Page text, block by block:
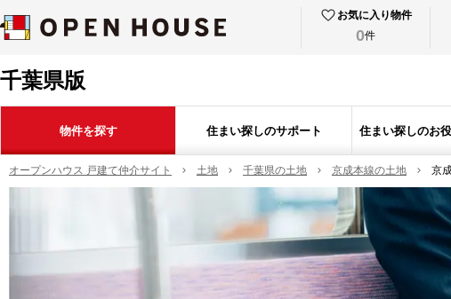
お気に入り物件
0件
千葉県版
物件を探す 住まい探しのサポート 住まい探しのお
オープンハウス 戸建て仲介サイト 土地 千葉県の土地 京成本線の土地 京